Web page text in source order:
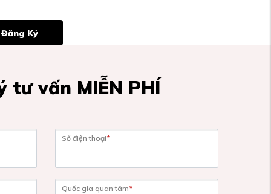
Đăng Ký
tư vấn MIỄN PHÍ
Số điện thoại*
Quốc gia quan tâm*